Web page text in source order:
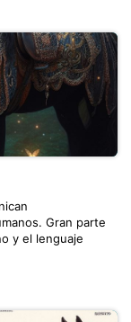
Gran parte
y el lenguaje